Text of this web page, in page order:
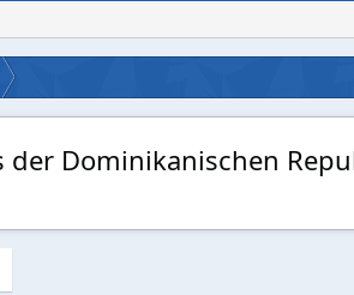
der Dominikanischen